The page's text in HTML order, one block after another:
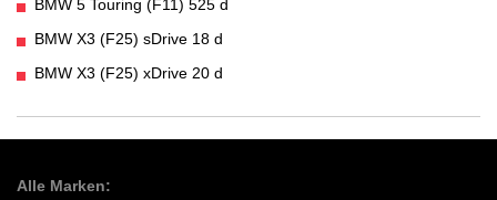
BMW 5 Touring (F11) 525 d
BMW X3 (F25) sDrive 18 d
BMW X3 (F25) xDrive 20 d
Alle Marken: